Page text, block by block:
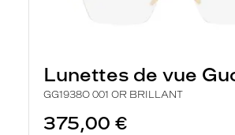
Lunettes de vue
GG1938O 001 OR BRILLANT
375,00 €